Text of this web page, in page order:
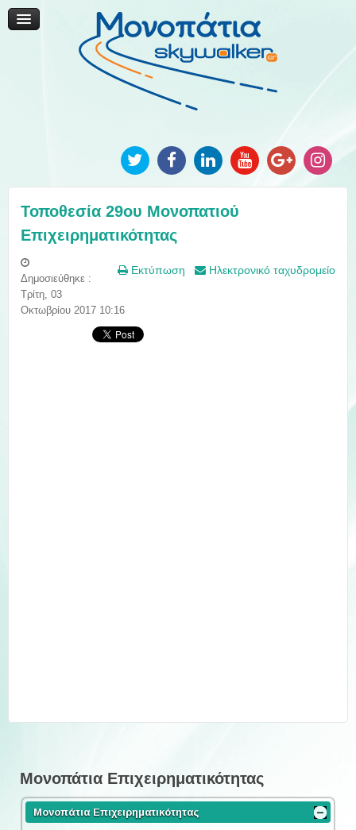
Μονοπάτια Καινοτομίας
Μονοπάτια Τοπικής Ανάπτυξης
Ανακοινώσεις
Φωτογραφίες
Τοποθεσία 29ου Μονοπατιού
Επιχειρηματικότητας
Εκτύπωση Ηλεκτρονικό ταχυδρομείο
Δημοσιεύθηκε :
Τρίτη, 03
Οκτωβρίου 2017 10:16
Μονοπάτια Επιχειρηματικότητας
Μονοπάτια Επιχειρηματικότητας